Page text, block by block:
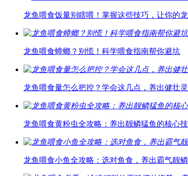
龙鱼喂食饭量别瞎喂！掌握这些技巧，让你的
龙鱼喂食蟑螂？别慌！科学喂食指南帮你避坑
龙鱼喂食量怎么把控？学会这几点，养出健壮
龙鱼喂食黄粉虫全攻略：养出靓鳞猛鱼的核心
龙鱼喂食小鱼全攻略：选对鱼食，养出霸气靓鳞